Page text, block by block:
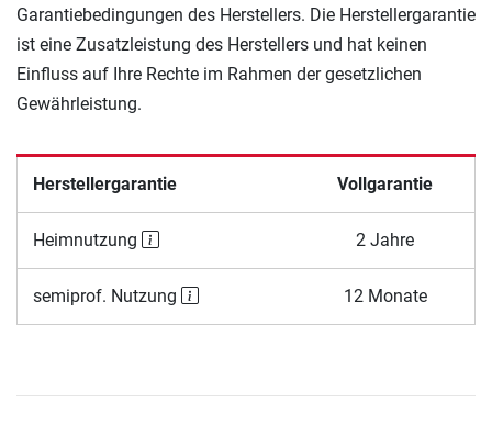
Garantiebedingungen des Herstellers. Die Herstellergarantie
ist eine Zusatzleistung des Herstellers und hat keinen
Einfluss auf Ihre Rechte im Rahmen der gesetzlichen
Gewährleistung.
Herstellergarantie Vollgarantie
Heimnutzung 2 Jahre
semiprof. Nutzung 12 Monate